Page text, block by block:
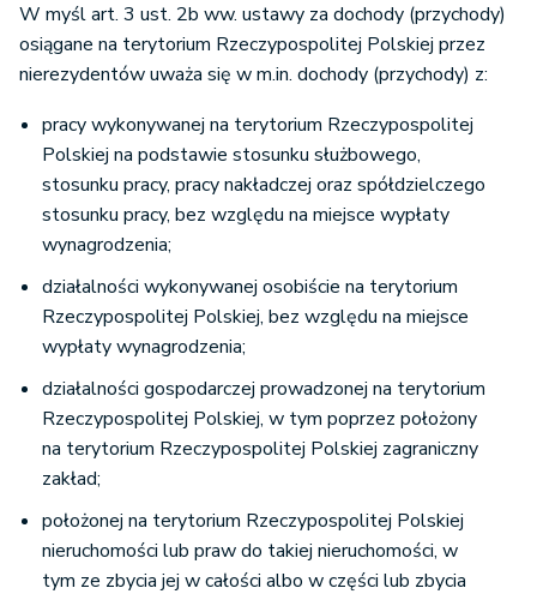
W myśl art. 3 ust. 2b ww. ustawy za dochody (przychody)
osiągane na terytorium Rzeczypospolitej Polskiej przez
nierezydentów uważa się w m.in. dochody (przychody) z:
pracy wykonywanej na terytorium Rzeczypospolitej
Polskiej na podstawie stosunku służbowego,
stosunku pracy, pracy nakładczej oraz spółdzielczego
stosunku pracy, bez względu na miejsce wypłaty
wynagrodzenia;
działalności wykonywanej osobiście na terytorium
Rzeczypospolitej Polskiej, bez względu na miejsce
wypłaty wynagrodzenia;
działalności gospodarczej prowadzonej na terytorium
Rzeczypospolitej Polskiej, w tym poprzez położony
na terytorium Rzeczypospolitej Polskiej zagraniczny
zakład;
położonej na terytorium Rzeczypospolitej Polskiej
nieruchomości lub praw do takiej nieruchomości, w
tym ze zbycia jej w całości albo w części lub zbycia